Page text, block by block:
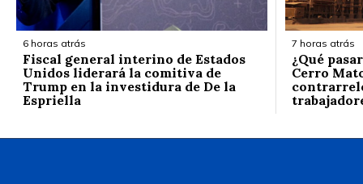
6 horas atrás
Fiscal general interino de Estados
Unidos liderará la comitiva de
Trump en la investidura de De la
Espriella
7 horas atrás
¿Qué
Cerro